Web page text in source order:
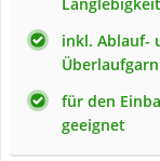
inkl. Ablauf-
für den
geeignet